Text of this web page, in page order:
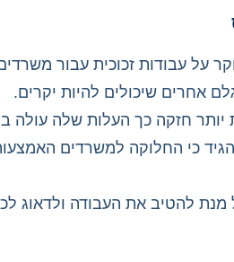
על עבודות זכוכית עבור
אחרים שיכולים להיות יקרים.
יותר חזקה כך העלות שלה עולה
כי החלוקה למשרדים
להטיב את העבודה ולדאוג